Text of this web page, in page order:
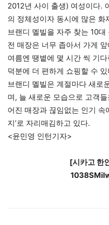
2012년 사이 출생) 여성이다.
의 정체성이자 동시에 많은 화
브랜디 멜빌을 자주 찾는 10
전 매장은 너무 좁아서 가게
여름엔 땡볕에 몇 시간 씩 기
덕분에 더 편하게 쇼핑할 수
브랜디 멜빌은 계절마다 새로
며, 늘 새로운 모습으로 고객
어진 매장과 끊임없는 인기 속
지’로 자리매김하고 있다.
<윤민영 인턴기자>
[시카고 한